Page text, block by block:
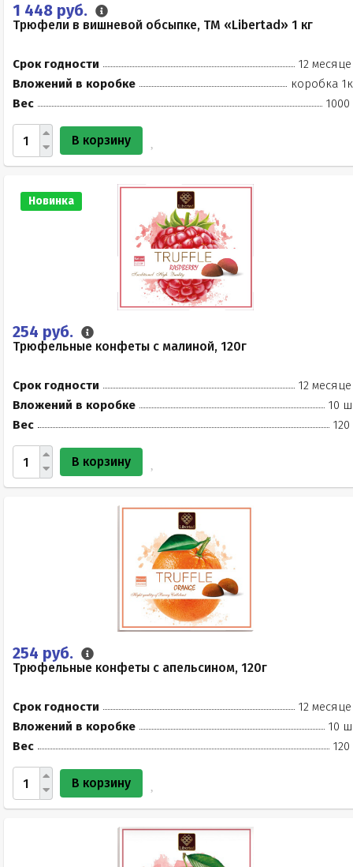
1 448 руб.
Трюфели в вишневой обсыпке, ТМ «Libertad» 1 кг
Срок годности
12
Вложений в коробке
коробка
Вес
1000
В корзину
Новинка
254 руб.
Трюфельные конфеты с малиной, 120г
Срок годности
12
Вложений в коробке
10
Вес
120
В корзину
254 руб.
Трюфельные конфеты с апельсином, 120г
Срок годности
12
Вложений в коробке
10
Вес
120
В корзину